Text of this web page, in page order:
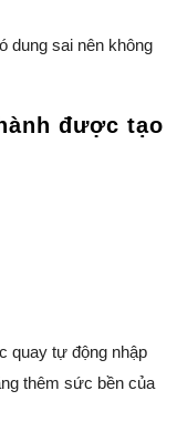
dung sai nên không
được tạo
quay tự động nhập
thêm sức bền của